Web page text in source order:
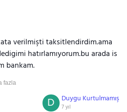
verilmişti taksitlendirdim.ama
hatırlamıyorum.bu arada is
bankam.
fazla
Duygu Kurtulmamış
7 yıl
D